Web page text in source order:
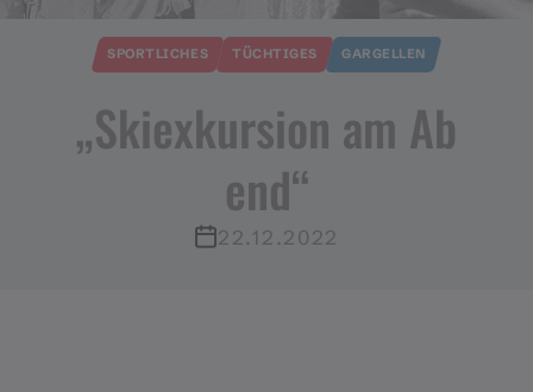
„Skiexkursion am Ab
end“
SPORTLICHES TÜCHTIGES GARGELLEN
22.12.2022